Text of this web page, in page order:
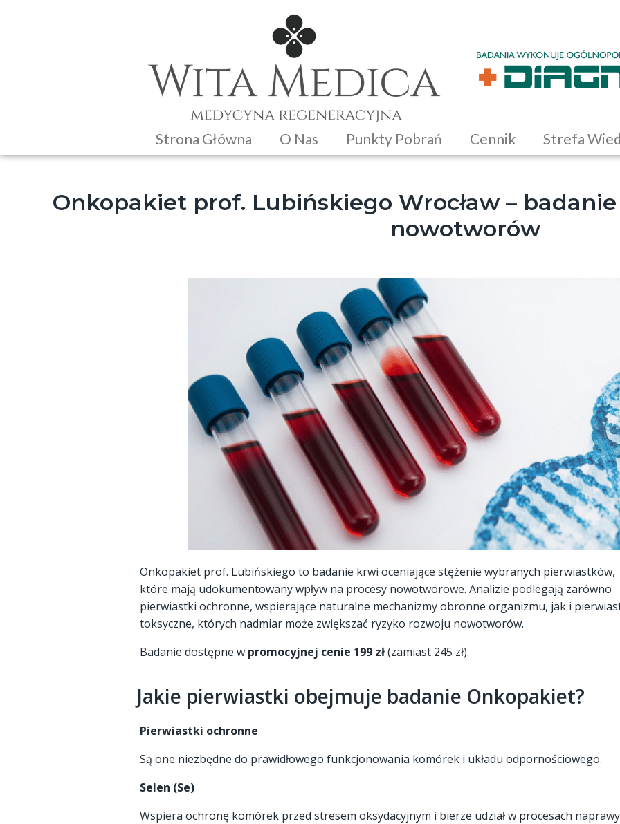
Strona Główna O Nas Punkty Pobrań Cennik Strefa
Onkopakiet prof. Lubińskiego Wrocław –
nowotworów
Onkopakiet prof. Lubińskiego to badanie krwi oceniające stężenie wybranych pierwiastków,
które mają udokumentowany wpływ na procesy nowotworowe. Analizie podlegają zarówno
pierwiastki ochronne, wspierające naturalne mechanizmy obronne organizmu, jak i
toksyczne, których nadmiar może zwiększać ryzyko rozwoju nowotworów.
Badanie dostępne w promocyjnej cenie 199 zł(zamiast 245 zł).
Jakie pierwiastki obejmuje badanie Onkopakiet?
Pierwiastki ochronne
Są one niezbędne do prawidłowego funkcjonowania komórek i układu odpornościowego.
Selen (Se)
Wspiera ochronę komórek przed stresem oksydacyjnym i bierze udział w procesach naprawy